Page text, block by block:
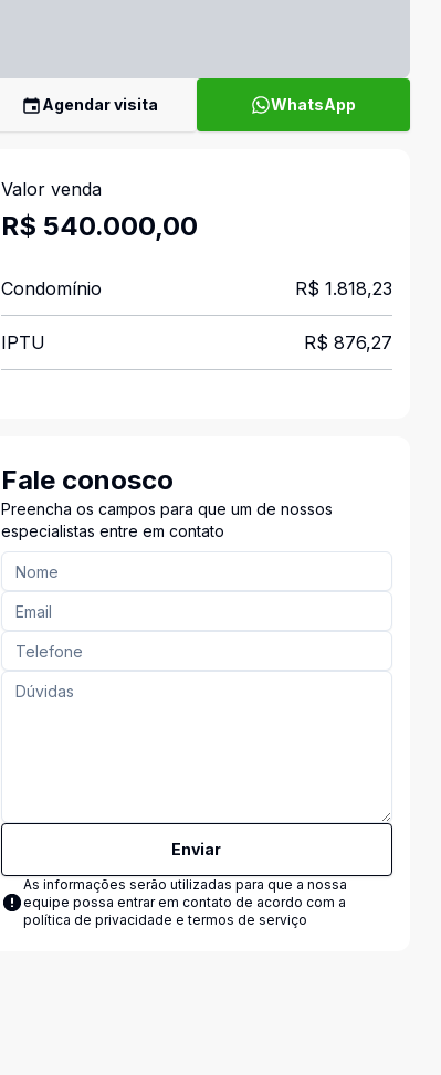
Agendar visita WhatsApp
Valor venda
R$ 540.000,00
Condomínio R$ 1.818,23
IPTU R$ 876,27
Fale conosco
Preencha os campos para que um de nossos
especialistas entre em contato
Enviar
As informações serão utilizadas para que a nossa
equipe possa entrar em contato de acordo com a
política de privacidade e termos de serviço